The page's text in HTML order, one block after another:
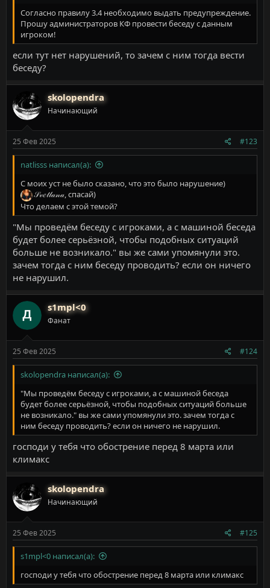
Согласно правилу 3.4 необходимо выдать предупреждение.
Прошу администраторов КФ провести беседу с данным
игроком!
если тут нет нарушений, то зачем с ним тогда вести
беседу?
skolopendra
Начинающий
25 Фев 2025 #123
natlisss написал(а):
С моих уст не было сказано, что это было нарушение)
𝒮𝓋𝑒𝓉𝓁𝒶𝓃𝒶, спасай)
Что делаем с этой темой?
"Мы проведём беседу с игроками, а с машиной беседа
будет более серьёзной, чтобы подобных ситуаций
больше не возникало." вы же сами упомянули это.
зачем тогда с ним беседу проводить? если он ничего
не нарушил.
s1mpl<0
Фанат
25 Фев 2025 #124
skolopendra написал(а):
"Мы проведём беседу с игроками, а с машиной беседа
будет более серьёзной, чтобы подобных ситуаций больше
не возникало." вы же сами упомянули это. зачем тогда с
ним беседу проводить? если он ничего не нарушил.
господи у тебя что обострение перед 8 марта или
климакс
skolopendra
Начинающий
25 Фев 2025 #125
s1mpl<0 написал(а):
господи у тебя что обострение перед 8 марта или климакс